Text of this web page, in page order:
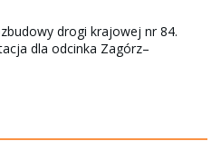
drogi krajowej nr 84.
dla odcinka Zagórz–